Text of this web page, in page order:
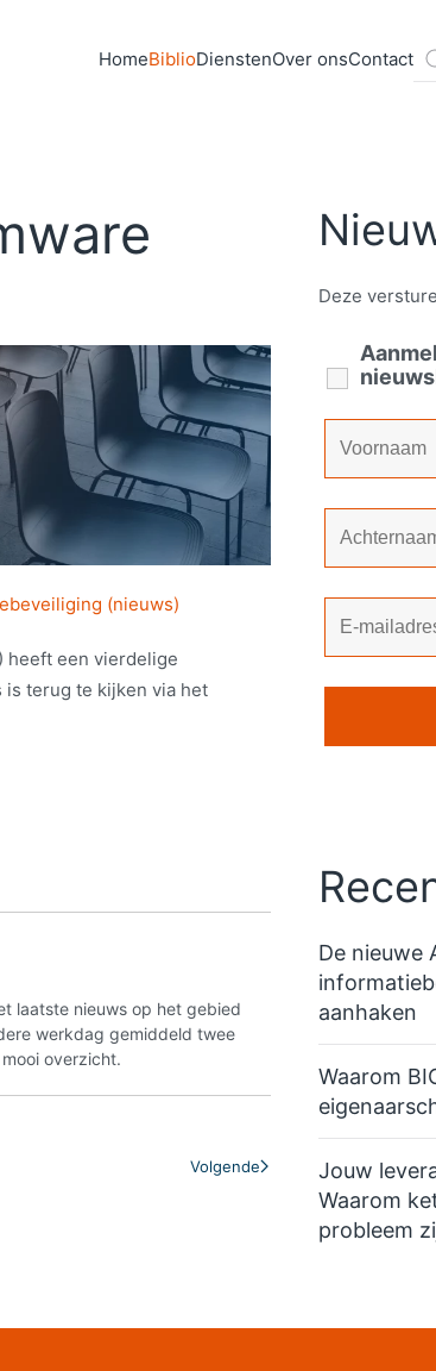
HomeBiblioDienstenOver onsContact
(nieuws)
heeft een vierdelige
terug te kijken via het
laatste nieuws op het gebied
werkdag gemiddeld twee
overzicht.
Volgende
Deze
De nieuwe
aanhaken
Waarom
Jouw
Waarom
probleem